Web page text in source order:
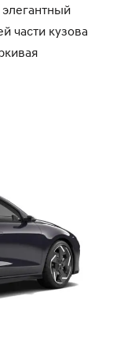
части кузова